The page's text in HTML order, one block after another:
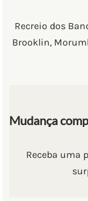
Recreio dos
Brooklin,
Mudança
Receba uma